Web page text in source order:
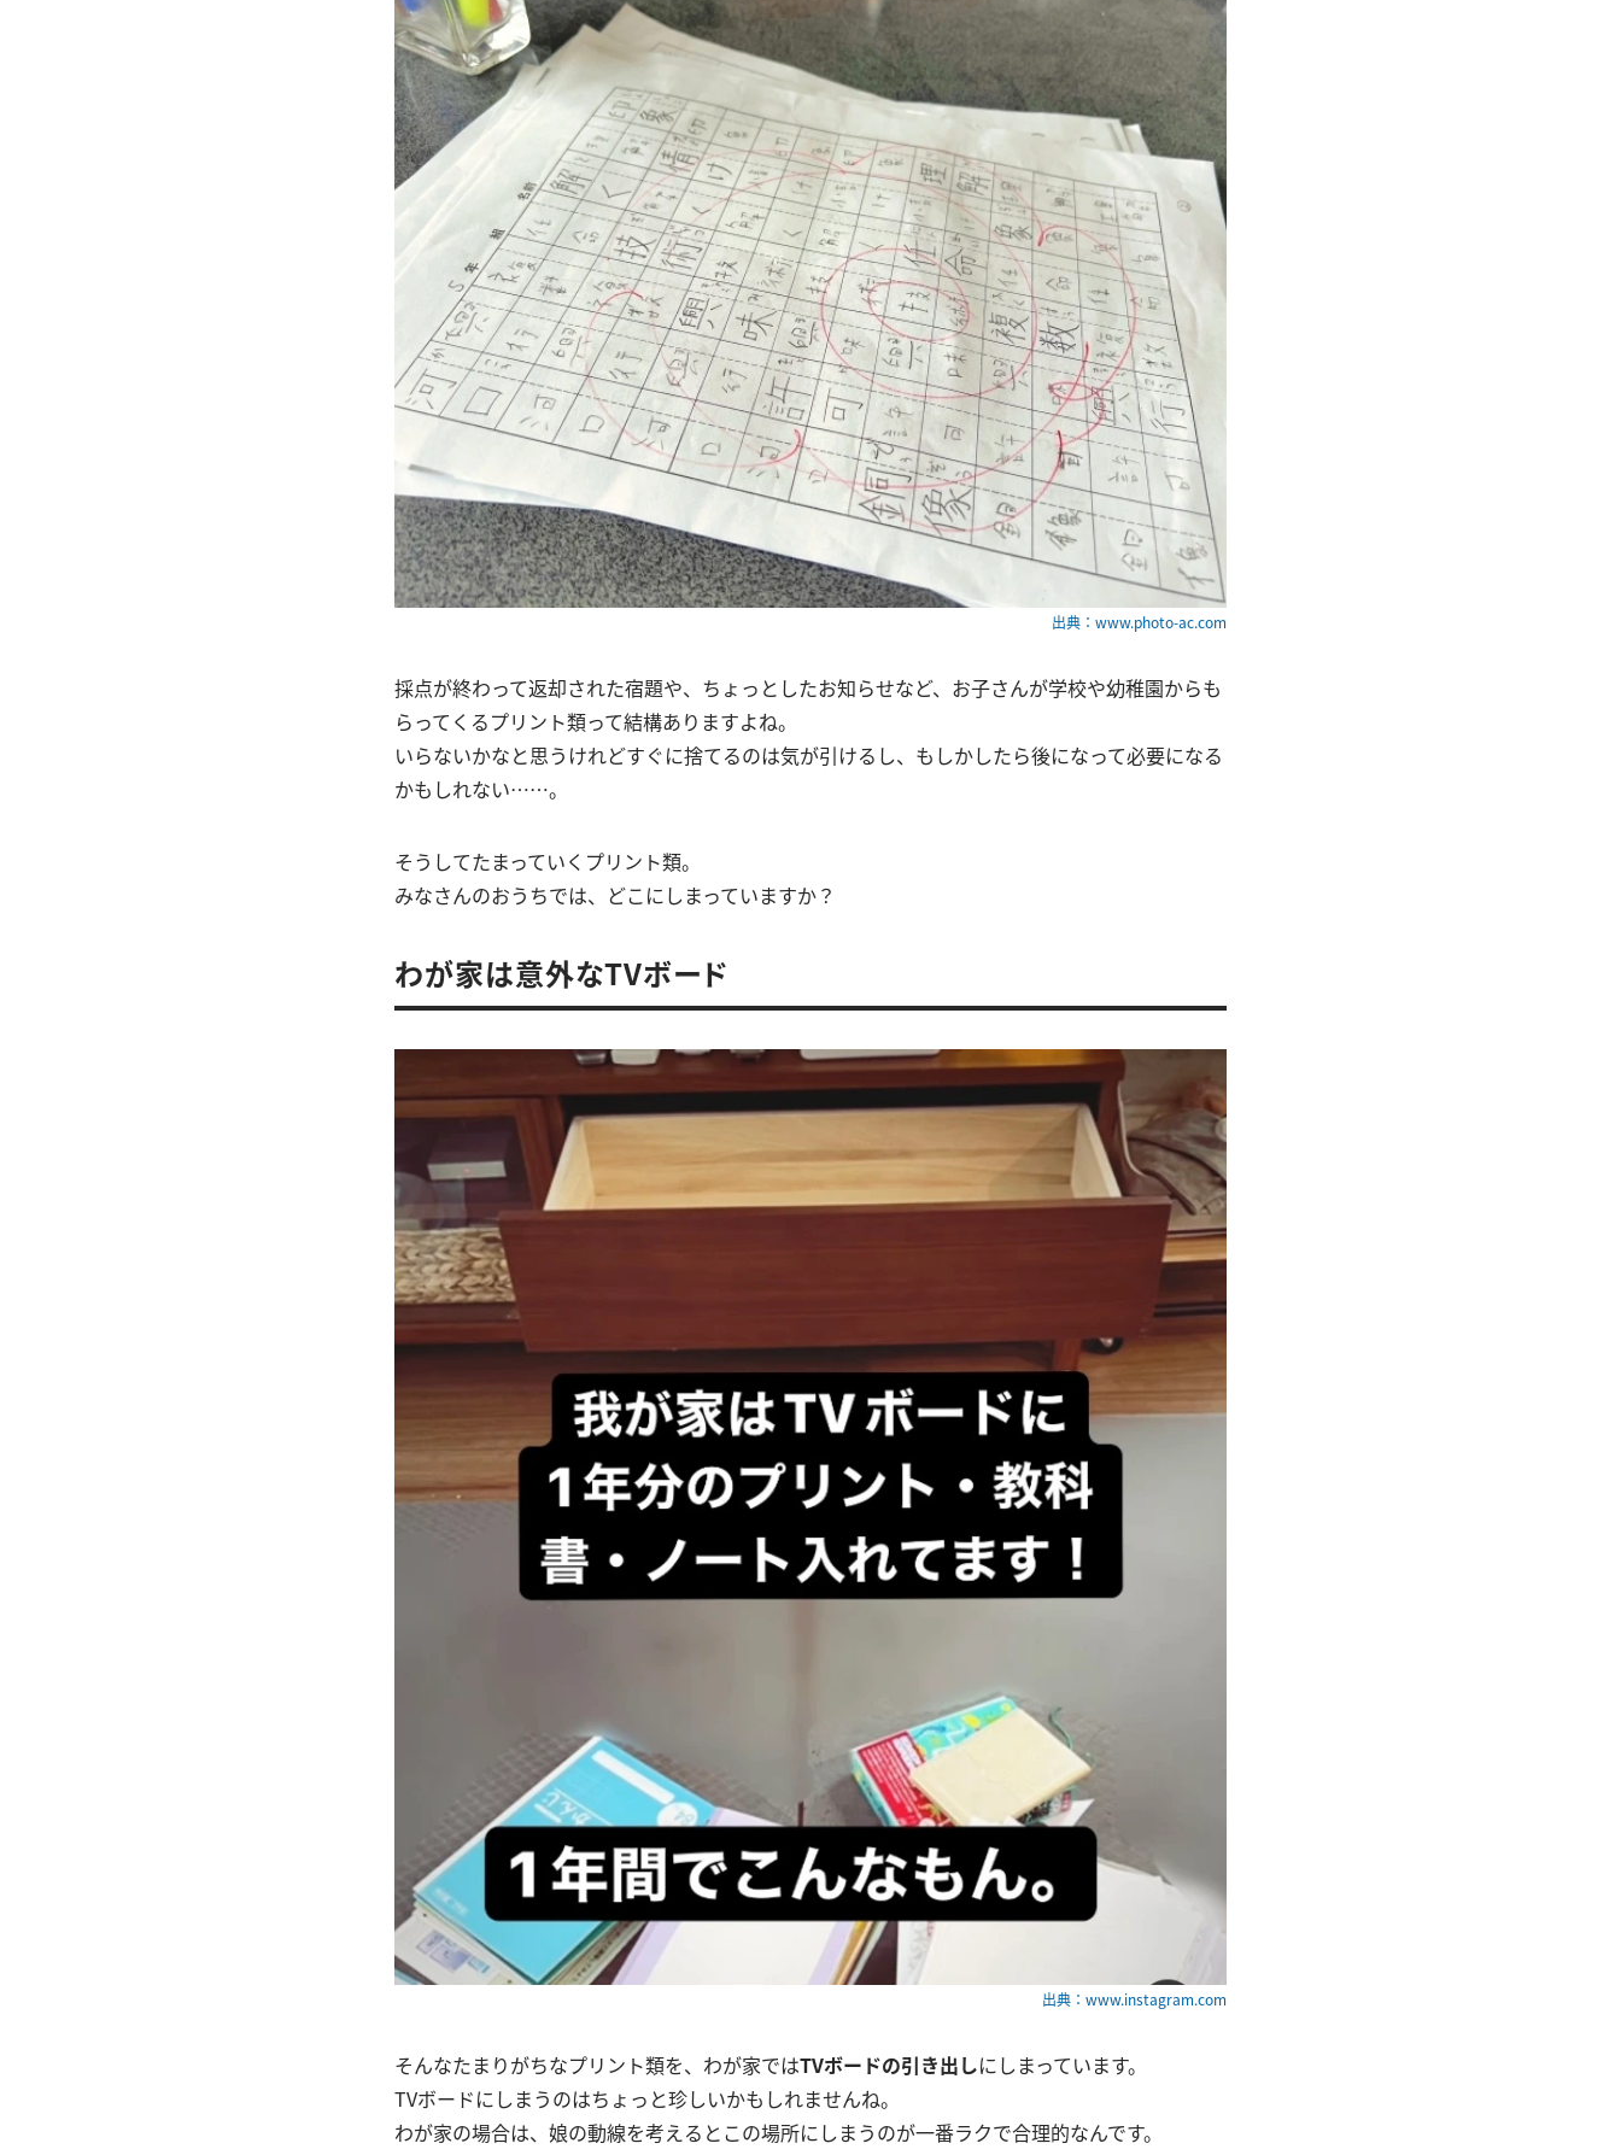
出典：www.photo-ac.com
採点が終わって返却された宿題や、ちょっとしたお知らせなど、お子さんが学校や幼稚園からも
らってくるプリント類って結構ありますよね。
いらないかなと思うけれどすぐに捨てるのは気が引けるし、もしかしたら後になって必要になる
かもしれない……。
そうしてたまっていくプリント類。
みなさんのおうちでは、どこにしまっていますか？
わが家は意外なTVボード
出典：www.instagram.com
そんなたまりがちなプリント類を、わが家ではTVボードの引き出しにしまっています。
TVボードにしまうのはちょっと珍しいかもしれませんね。
わが家の場合は、娘の動線を考えるとこの場所にしまうのが一番ラクで合理的なんです。